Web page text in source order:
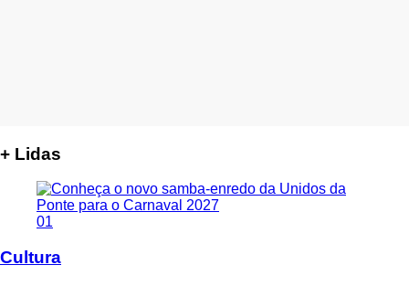
+ Lidas
01
Cultura